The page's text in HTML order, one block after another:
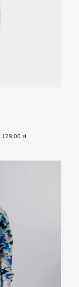
129,00 zł